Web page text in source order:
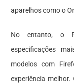
aparelhos como o
No entanto, o
especificações
modelos com
experiência